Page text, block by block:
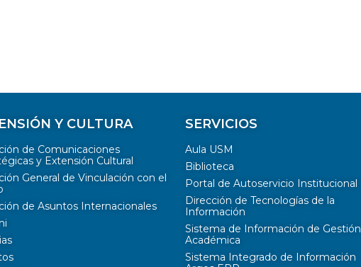
Y CULTURA
de Comunicaciones
y Extensión Cultural
General de Vinculación con el
de Asuntos Internacionales
SERVICIOS
Aula USM
Biblioteca
Portal de Autoservicio Institucional
Dirección de Tecnologías de la
Información
Sistema de Información de Gestión
Académica
Sistema Integrado de Información